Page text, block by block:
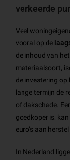
verkeerde
Veel
vooral op de
de inhoud van
materiaalsoort,
de investering
lange termijn de
of dakschade.
goedkoper is,
euro’s aan
In Nederland